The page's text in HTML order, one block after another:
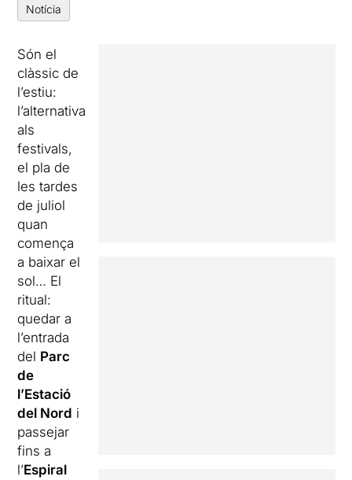
Notícia
Són el
clàssic de
l’estiu:
l’alternativa
als
festivals,
el pla de
les tardes
de juliol
quan
comença
a baixar el
sol… El
ritual:
quedar a
l’entrada
del Parc
de
l’Estació
del Nord i
passejar
fins a
l’Espiral